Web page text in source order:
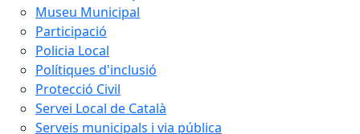
Museu Municipal
Participació
Policia Local
Polítiques d'inclusió
Protecció Civil
Servei Local de Català
Serveis municipals i via pública